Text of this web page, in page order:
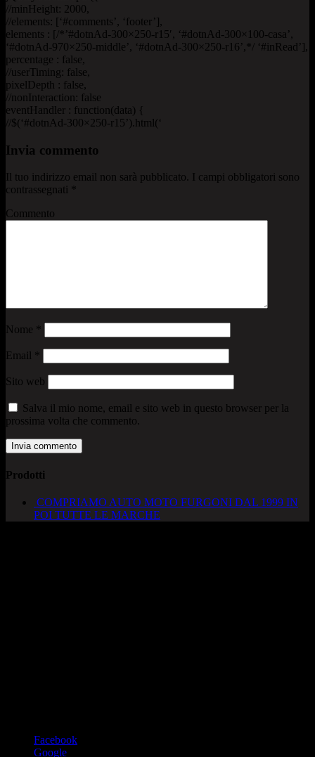
//minHeight: 2000,
//elements: [‘#comments’, ‘footer’],
elements : [/*’#dotnAd-300×250-r15′, ‘#dotnAd-300×100-casa’,
‘#dotnAd-970×250-middle’, ‘#dotnAd-300×250-r16’,*/ ‘#inRead’],
percentage : false,
//userTiming: false,
pixelDepth : false,
//nonInteraction: false
eventHandler : function(data) {
//$(‘#dotnAd-300×250-r15’).html(‘
Invia commento
Il tuo indirizzo email non sarà pubblicato.
I campi obbligatori sono
contrassegnati
Commento
Nome
Email
Sito web
Salva il mio nome, email e sito web in questo browser per la
prossima volta che commento.
Prodotti
COMPRIAMO AUTO MOTO FURGONI DAL 1999 IN
POI TUTTE LE MARCHE
Facebook
Google